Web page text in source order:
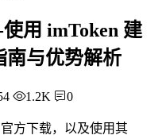
用 imToken 建
南与优势解析
1.2K 0
方下载，以及使用其